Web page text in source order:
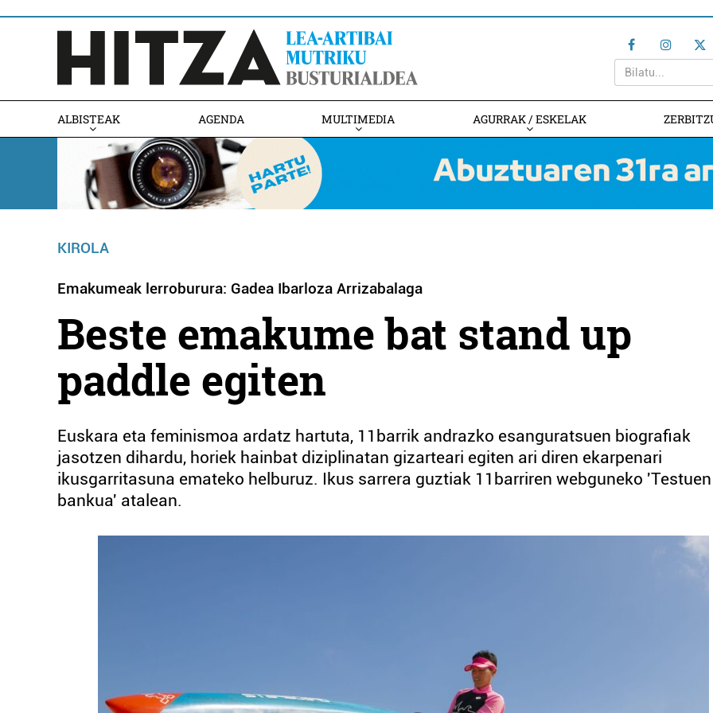
ALBISTEAK AGENDA MULTIMEDIA AGURRAK / ESKELAK
KIROLA
Emakumeak lerroburura: Gadea Ibarloza Arrizabalaga
Beste emakume bat stand up
paddle egiten
Euskara eta feminismoa ardatz hartuta, 11barrik andrazko esanguratsuen biografiak
jasotzen dihardu, horiek hainbat diziplinatan gizarteari egiten ari diren ekarpenari
ikusgarritasuna emateko helburuz. Ikus sarrera guztiak 11barriren webguneko 'Testuen
bankua' atalean.